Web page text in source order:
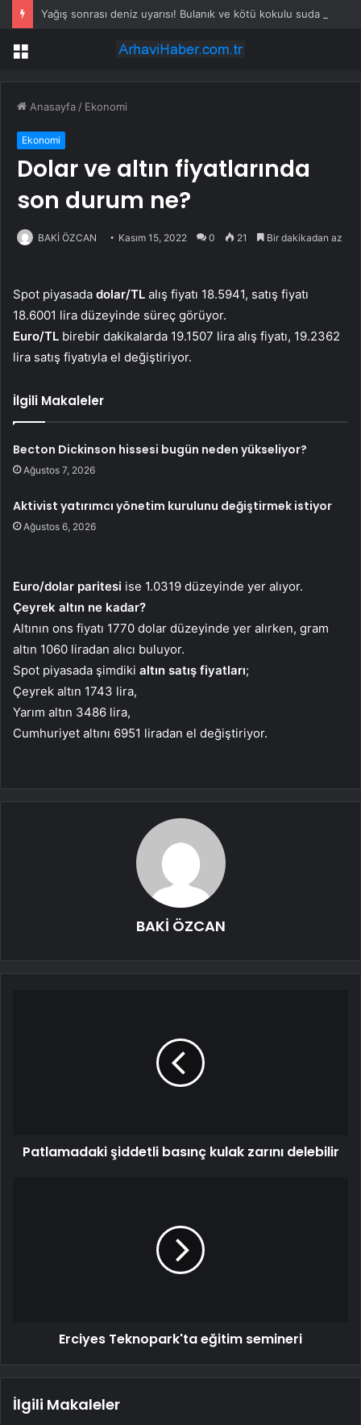
Menü
Anasayfa / Ekonomi
Ekonomi
Dolar ve altın fiyatlarında
son durum ne?
BAKİ ÖZCAN Kasım 15, 2022 0 21 Bir dakikadan az
Spot piyasada dolar/TL alış fiyatı 18.5941, satış fiyatı
18.6001 lira düzeyinde süreç görüyor.
Euro/TL birebir dakikalarda 19.1507 lira alış fiyatı, 19.2362
lira satış fiyatıyla el değiştiriyor.
İlgili Makaleler
Becton Dickinson hissesi bugün neden yükseliyor?
Ağustos 7, 2026
Aktivist yatırımcı yönetim kurulunu değiştirmek istiyor
Ağustos 6, 2026
Euro/dolar paritesi ise 1.0319 düzeyinde yer alıyor.
Çeyrek altın ne kadar?
Altının ons fiyatı 1770 dolar düzeyinde yer alırken, gram
altın 1060 liradan alıcı buluyor.
Spot piyasada şimdiki altın satış fiyatları;
Çeyrek altın 1743 lira,
Yarım altın 3486 lira,
Cumhuriyet altını 6951 liradan el değiştiriyor.
BAKİ ÖZCAN
Patlamadaki şiddetli basınç kulak zarını delebilir
Erciyes Teknopark'ta eğitim semineri
İlgili Makaleler